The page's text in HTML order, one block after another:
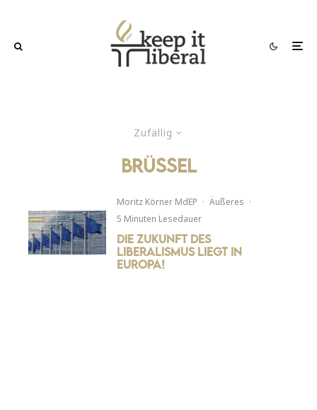
Zufällig
brüssel
Moritz Körner MdEP · Äußeres ·
5 Minuten Lesedauer
Die Zukunft des
Liberalismus liegt in
Europa!